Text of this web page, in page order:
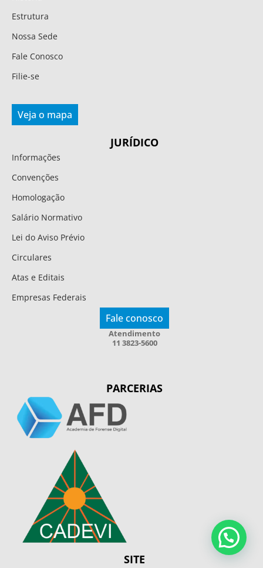
Estrutura
Nossa Sede
Fale Conosco
Filie-se
Veja o mapa
JURÍDICO
Informações
Convenções
Homologação
Salário Normativo
Lei do Aviso Prévio
Circulares
Atas e Editais
Empresas Federais
Fale conosco
Atendimento
11 3823-5600
PARCERIAS
SITE